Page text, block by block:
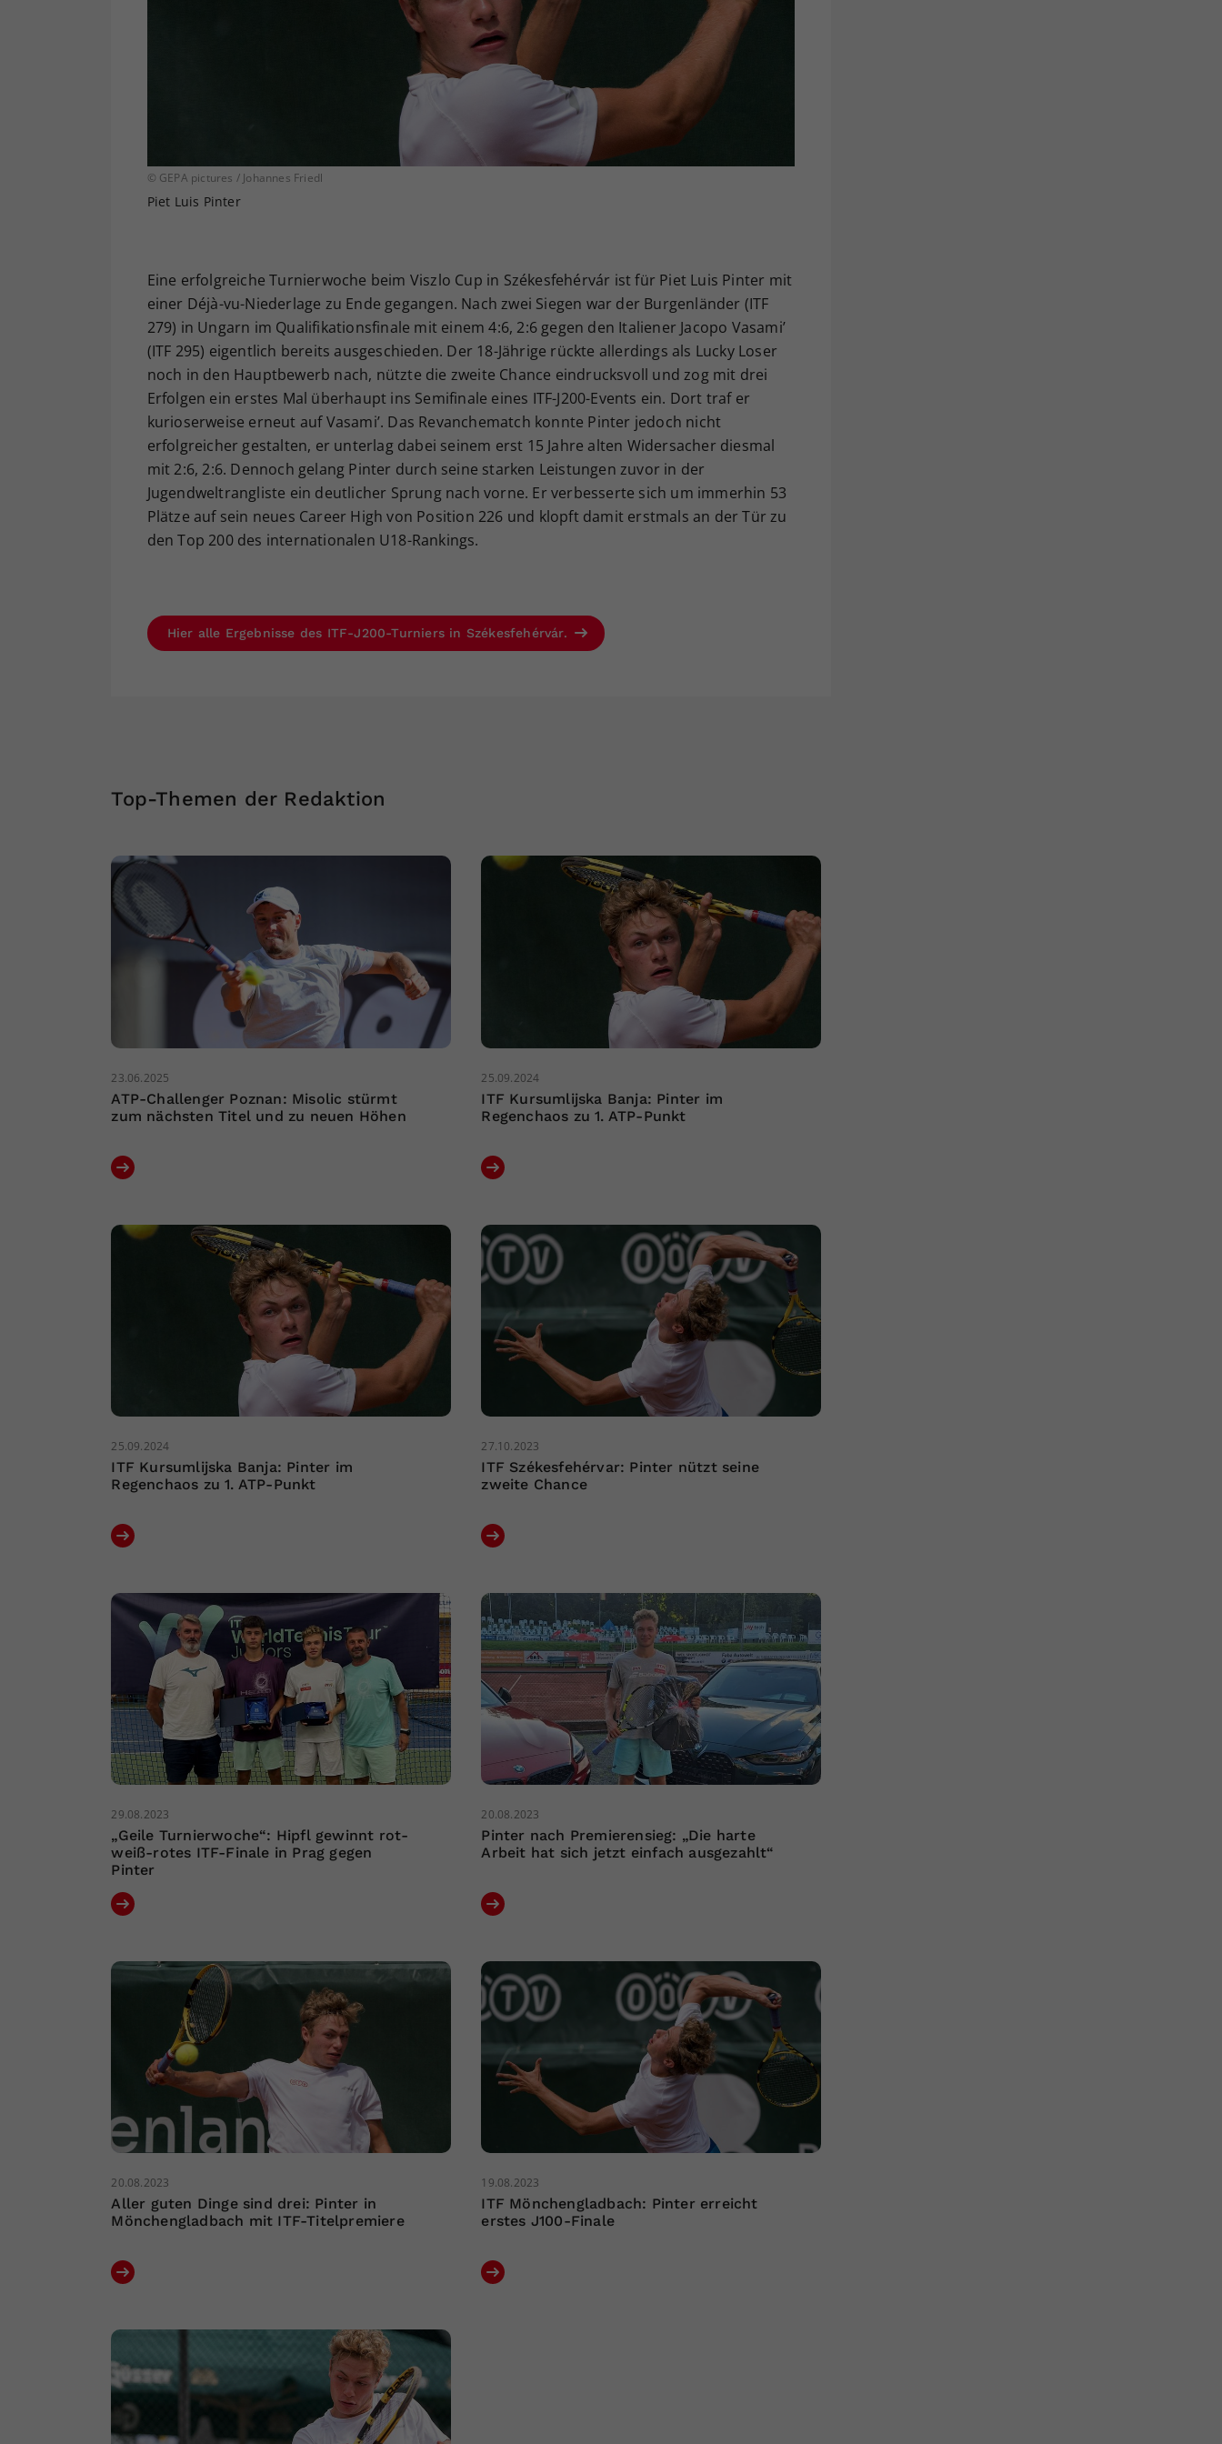
© GEPA pictures / Johannes Friedl
Piet Luis Pinter
Eine erfolgreiche Turnierwoche beim Viszlo Cup in Székesfehérvár ist für Piet Luis Pinter mit
einer Déjà-vu-Niederlage zu Ende gegangen. Nach zwei Siegen war der Burgenländer (ITF
279) in Ungarn im Qualifikationsfinale mit einem 4:6, 2:6 gegen den Italiener Jacopo Vasami’
(ITF 295) eigentlich bereits ausgeschieden. Der 18-Jährige rückte allerdings als Lucky Loser
noch in den Hauptbewerb nach, nützte die zweite Chance eindrucksvoll und zog mit drei
Erfolgen ein erstes Mal überhaupt ins Semifinale eines ITF-J200-Events ein. Dort traf er
kurioserweise erneut auf Vasami’. Das Revanchematch konnte Pinter jedoch nicht
erfolgreicher gestalten, er unterlag dabei seinem erst 15 Jahre alten Widersacher diesmal
mit 2:6, 2:6. Dennoch gelang Pinter durch seine starken Leistungen zuvor in der
Jugendweltrangliste ein deutlicher Sprung nach vorne. Er verbesserte sich um immerhin 53
Plätze auf sein neues Career High von Position 226 und klopft damit erstmals an der Tür zu
den Top 200 des internationalen U18-Rankings.
Hier alle Ergebnisse des ITF-J200-Turniers in Székesfehérvár.
Top-Themen der Redaktion
23.06.2025
ATP-Challenger Poznan: Misolic stürmt
zum nächsten Titel und zu neuen Höhen
25.09.2024
ITF Kursumlijska Banja: Pinter im
Regenchaos zu 1. ATP-Punkt
25.09.2024
ITF Kursumlijska Banja: Pinter im
Regenchaos zu 1. ATP-Punkt
27.10.2023
ITF Székesfehérvar: Pinter nützt seine
zweite Chance
29.08.2023
„Geile Turnierwoche“: Hipfl gewinnt rot-
weiß-rotes ITF-Finale in Prag gegen
Pinter
20.08.2023
Pinter nach Premierensieg: „Die harte
Arbeit hat sich jetzt einfach ausgezahlt“
20.08.2023
Aller guten Dinge sind drei: Pinter in
Mönchengladbach mit ITF-Titelpremiere
19.08.2023
ITF Mönchengladbach: Pinter erreicht
erstes J100-Finale
Ihrer vorgenommen Einstellungen, falls der
Webseiten-Betreiber dies eingestellt hat.